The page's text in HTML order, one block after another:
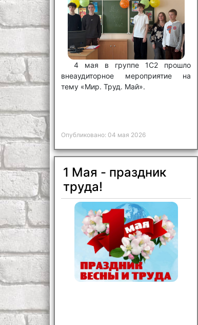
4 мая в группе 1С2 прошло
внеаудиторное мероприятие на
тему «Мир. Труд. Май».
Опубликовано: 04 мая 2026
1 Мая - праздник
труда!